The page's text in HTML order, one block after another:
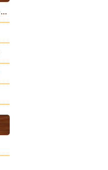
カラダへの考え方 １００点を目指すな